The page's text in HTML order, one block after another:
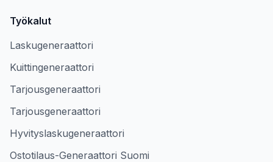
Työkalut
Laskugeneraattori
Kuittingeneraattori
Tarjousgeneraattori
Tarjousgeneraattori
Hyvityslaskugeneraattori
Ostotilaus-Generaattori Suomi